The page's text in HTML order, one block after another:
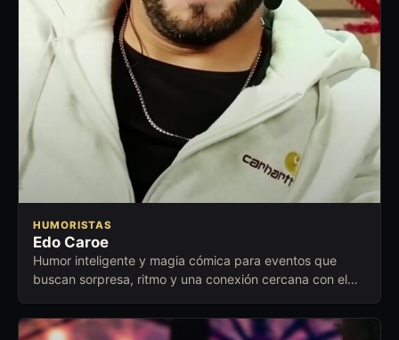
HUMORISTAS
Edo Caroe
Humor inteligente y magia cómica para eventos que
buscan sorpresa, ritmo y una conexión cercana con el